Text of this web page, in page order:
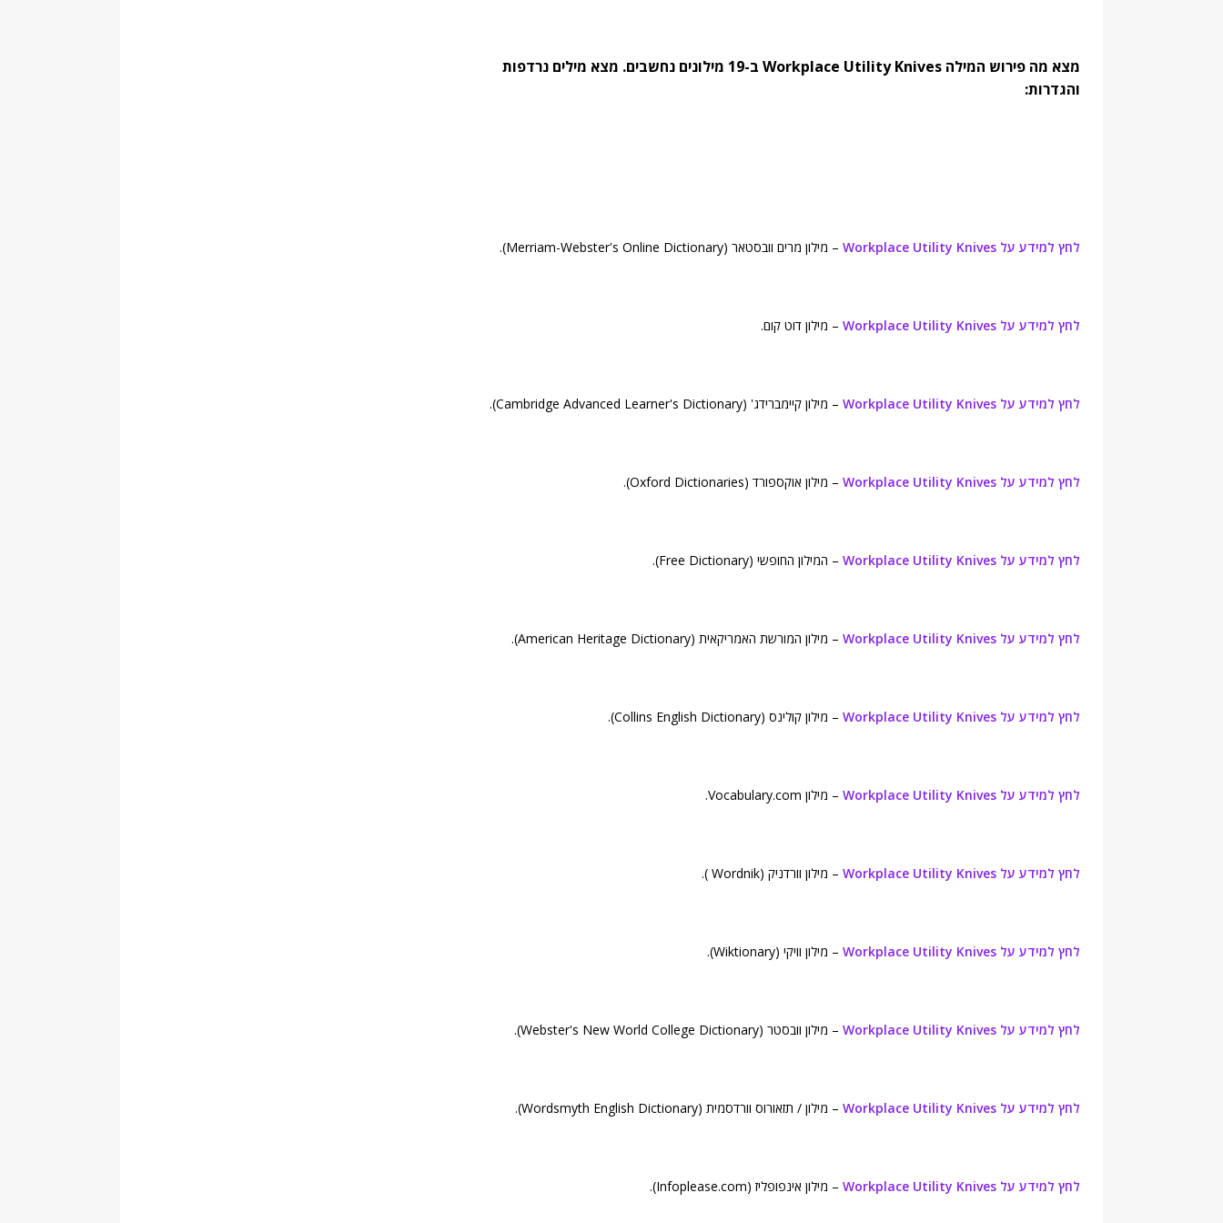
מצא מה פירוש המילה Workplace Utility Knives ב-19 מילונים נחשבים. מצא מילים נרדפות
והגדרות:
לחץ למידע על Workplace Utility Knives – מילון מרים וובסטאר (Merriam-Webster's Online Dictionary).
לחץ למידע על Workplace Utility Knives – מילון דוט קום.
לחץ למידע על Workplace Utility Knives – מילון קיימברידג' (Cambridge Advanced Learner's Dictionary).
לחץ למידע על Workplace Utility Knives – מילון אוקספורד (Oxford Dictionaries).
לחץ למידע על Workplace Utility Knives – המילון החופשי (Free Dictionary).
לחץ למידע על Workplace Utility Knives – מילון המורשת האמריקאית (American Heritage Dictionary).
לחץ למידע על Workplace Utility Knives – מילון קולינס (Collins English Dictionary).
לחץ למידע על Workplace Utility Knives – מילון Vocabulary.com.
לחץ למידע על Workplace Utility Knives – מילון וורדניק (Wordnik ).
לחץ למידע על Workplace Utility Knives – מילון וויקי (Wiktionary).
לחץ למידע על Workplace Utility Knives – מילון וובסטר (Webster's New World College Dictionary).
לחץ למידע על Workplace Utility Knives – מילון / תזאורוס וורדסמית (Wordsmyth English Dictionary).
לחץ למידע על Workplace Utility Knives – מילון אינפופליז (Infoplease.com).